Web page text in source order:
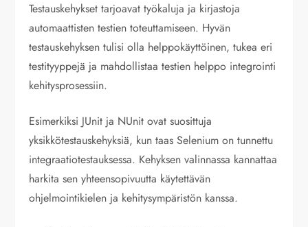
Testauskehykset tarjoavat työkaluja ja kirjastoja
automaattisten testien toteuttamiseen. Hyvän
testauskehyksen tulisi olla helppokäyttöinen, tukea eri
testityyppejä ja mahdollistaa testien helppo integrointi
kehitysprosessiin.
Esimerkiksi JUnit ja NUnit ovat suosittuja
yksikkötestauskehyksiä, kun taas Selenium on tunnettu
integraatiotestauksessa. Kehyksen valinnassa kannattaa
harkita sen yhteensopivuutta käytettävän
ohjelmointikielen ja kehitysympäristön kanssa.